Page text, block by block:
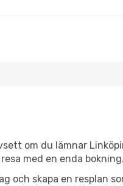
om du lämnar
med en enda bokning.
skapa en resplan